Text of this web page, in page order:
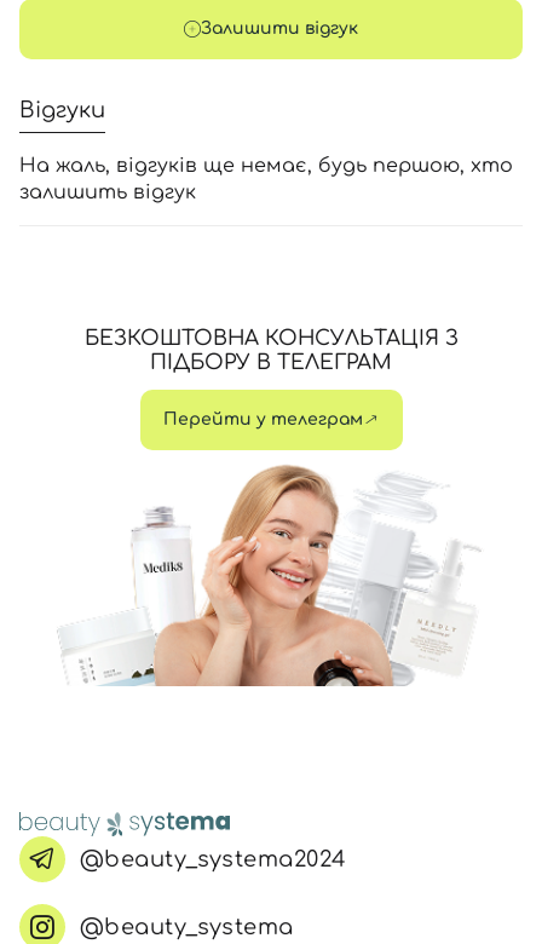
Залишити відгук
Відгуки
На жаль, відгуків ще немає, будь першою, хто
залишить відгук
БЕЗКОШТОВНА КОНСУЛЬТАЦІЯ З
ПІДБОРУ В ТЕЛЕГРАМ
Перейти у телеграм
@beauty_systema2024
@beauty_systema